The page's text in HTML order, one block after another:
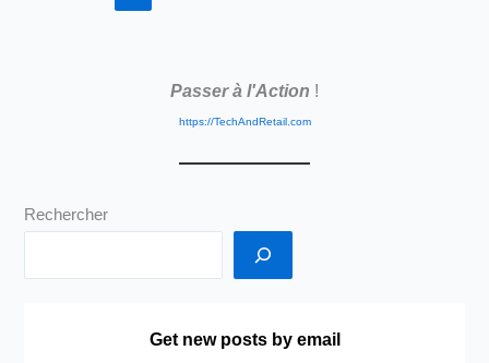
Passer à l'Action !
https://TechAndRetail.com
Rechercher
Get new posts by email